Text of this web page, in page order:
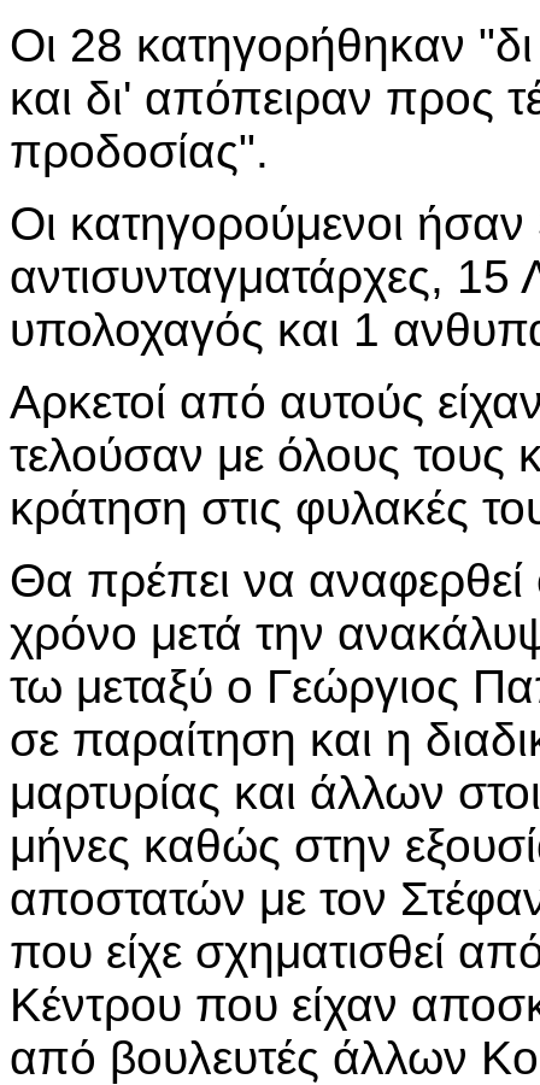
Οι 28 κατηγορήθηκαν
και δι' απόπειραν προς
προδοσίας".
Οι κατηγορούμενοι
αντισυνταγματάρχες, 15
υπολοχαγός και 1
Αρκετοί από αυτούς
τελούσαν με όλους τους
κράτηση στις φυλακές
Θα πρέπει να αναφερθεί
χρόνο μετά την
τω μεταξύ ο Γεώργιος
σε παραίτηση και η
μαρτυρίας και άλλων
μήνες καθώς στην
αποστατών με τον
που είχε σχηματισθεί
Κέντρου που είχαν
από βουλευτές άλλων